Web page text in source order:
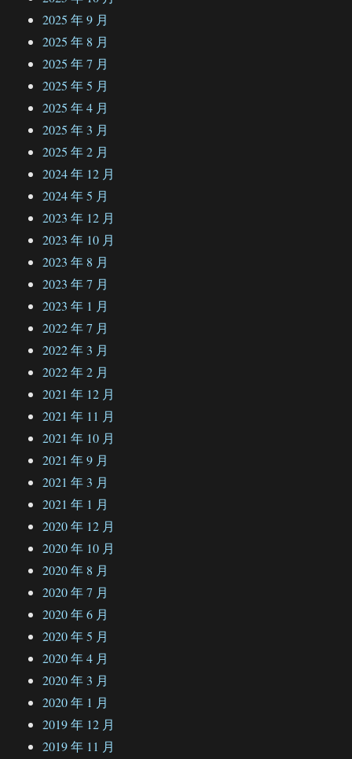
2025 年 9 月
2025 年 8 月
2025 年 7 月
2025 年 5 月
2025 年 4 月
2025 年 3 月
2025 年 2 月
2024 年 12 月
2024 年 5 月
2023 年 12 月
2023 年 10 月
2023 年 8 月
2023 年 7 月
2023 年 1 月
2022 年 7 月
2022 年 3 月
2022 年 2 月
2021 年 12 月
2021 年 11 月
2021 年 10 月
2021 年 9 月
2021 年 3 月
2021 年 1 月
2020 年 12 月
2020 年 10 月
2020 年 8 月
2020 年 7 月
2020 年 6 月
2020 年 5 月
2020 年 4 月
2020 年 3 月
2020 年 1 月
2019 年 12 月
2019 年 11 月